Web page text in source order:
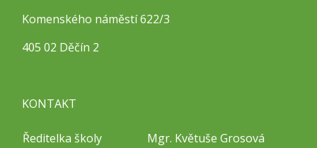
Komenského náměstí 622/3
405 02 Děčín 2
KONTAKT
Ředitelka školy
Mgr. Květuše Grosová